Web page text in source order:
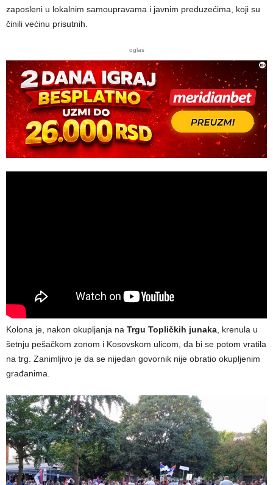
zaposleni u lokalnim samoupravama i javnim preduzećima, koji su
činili većinu prisutnih.
oglas
Kolona je, nakon okupljanja na Trgu Topličkih junaka, krenula u
šetnju pešačkom zonom i Kosovskom ulicom, da bi se potom vratila
na trg. Zanimljivo je da se nijedan govornik nije obratio okupljenim
građanima.